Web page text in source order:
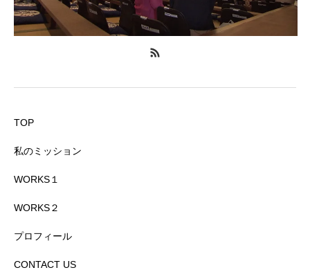
TOP
私のミッション
WORKS１
WORKS２
プロフィール
CONTACT US